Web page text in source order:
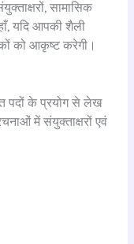
सामासिक
यदि आपकी शैली
को आकृष्ट करेगी।
पदों के प्रयोग से लेख
में संयुक्ताक्षरों एवं